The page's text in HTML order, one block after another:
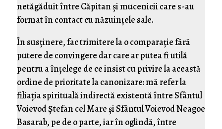
netăgăduit între Căpitan şi mucenicii care s-au
format în contact cu năzuinţele sale.
În susţinere, fac trimitere la o comparaţie fără
putere de convingere dar care ar putea fi utilă
pentru a înţelege de ce insist cu privire la această
ordine de prioritate la canonizare: mă refer la
filiaţia spirituală indirectă existentă între Sfântul
Voievod Ştefan cel Mare şi Sfântul Voievod Neagoe
Basarab, pe de o parte, iar în oglindă, între